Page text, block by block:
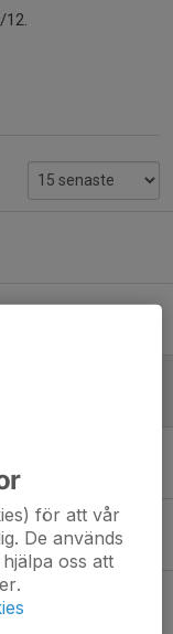
12.
Vecka 50
månad
för att vår
De används
oss att